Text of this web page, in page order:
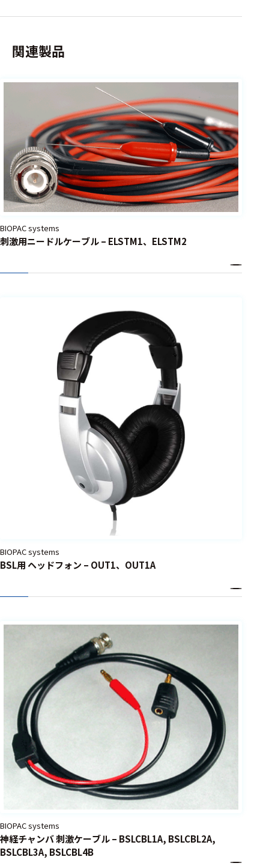
698
表
示
す
る
関連製品
BIOPAC systems
刺激用ニードルケーブル – ELSTM1、ELSTM2
BIOPAC systems
BSL用 ヘッドフォン – OUT1、OUT1A
BIOPAC systems
神経チャンバ 刺激ケーブル – BSLCBL1A, BSLCBL2A,
BSLCBL3A, BSLCBL4B